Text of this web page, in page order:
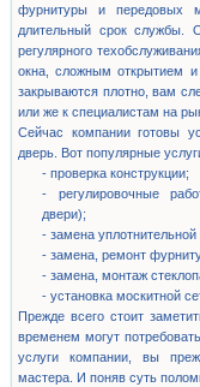
фурнитуры и передовых
длительный срок службы.
регулярного
окна, сложным открытием
закрываются плотно, вам
или же к специалистам на
Сейчас компании готовы
дверь. Вот популярные
- проверка конструкции;
- регулировочные
двери);
- замена уплотнительной
- замена, ремонт
- замена, монтаж
- установка москитной
Прежде всего стоит
временем могут
услуги компании, вы
мастера. И поняв суть